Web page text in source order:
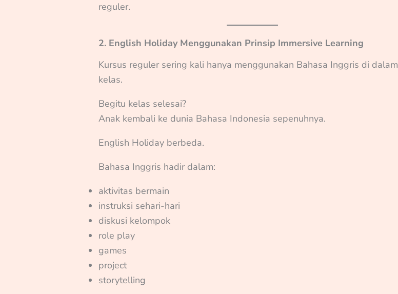
reguler.
2. English Holiday Menggunakan Prinsip Immersive Learning
Kursus reguler sering kali hanya menggunakan Bahasa Inggris di dalam
kelas.
Begitu kelas selesai?
Anak kembali ke dunia Bahasa Indonesia sepenuhnya.
English Holiday berbeda.
Bahasa Inggris hadir dalam:
aktivitas bermain
instruksi sehari-hari
diskusi kelompok
role play
games
project
storytelling